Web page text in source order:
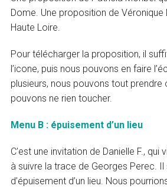
Dome. Une proposition de Véronique
Haute Loire.
Pour télécharger la proposition, il
l’icone, puis nous pouvons en faire
plusieurs, nous pouvons tout prendre
pouvons ne rien toucher.
Menu B : épuisement d’un lieu
C’est une invitation de Danielle F., qui
à suivre la trace de Georges Perec. Il
d’épuisement d’un lieu. Nous